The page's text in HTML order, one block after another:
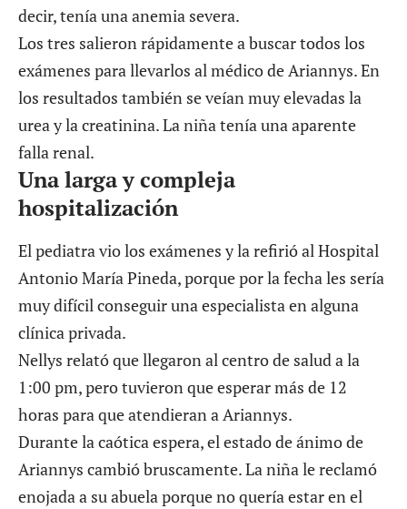
decir, tenía una anemia severa.
Los tres salieron rápidamente a buscar todos los
exámenes para llevarlos al médico de Ariannys. En
los resultados también se veían muy elevadas la
urea y la creatinina. La niña tenía una aparente
falla renal.
Una larga y compleja
hospitalización
El pediatra vio los exámenes y la refirió al Hospital
Antonio María Pineda, porque por la fecha les sería
muy difícil conseguir una especialista en alguna
clínica privada.
Nellys relató que llegaron al centro de salud a la
1:00 pm, pero tuvieron que esperar más de 12
horas para que atendieran a Ariannys.
Durante la caótica espera, el estado de ánimo de
Ariannys cambió bruscamente. La niña le reclamó
enojada a su abuela porque no quería estar en el